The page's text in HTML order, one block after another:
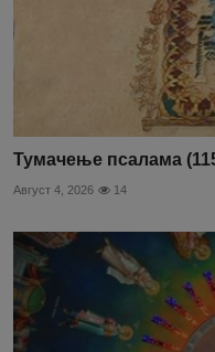
Тумачење псалама
Август 4, 2026 14